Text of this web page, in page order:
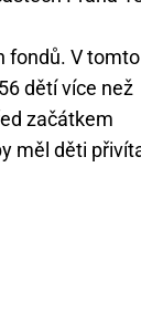
fondů. V tomto
dětí více než
začátkem
měl děti